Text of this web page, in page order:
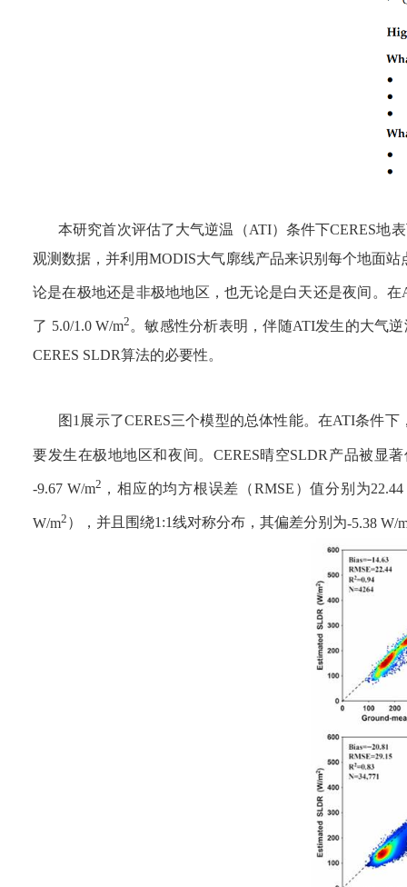
本研究首次评估了大气逆温（ATI）条件下CERES地
观测数据，并利用MODIS大气廓线产品来识别每个地面站
论是在极地还是非极地地区，也无论是白天还是夜间。在
了 5.0/1.0 W/m2 。敏感性分析表明，伴随ATI发生的大气逆
CERES SLDR算法的必要性。
图 1展示了CERES三个模型的总体性能。在ATI条件下
要发生在极地地区和夜间。 CERES晴空SLDR 产品被显
-9.67 W/m2 ，相应的均方根误差（RMSE ）值分别为
W/m2 ），并且围绕1:1线对称分布，其偏差分别为-5.38 W/